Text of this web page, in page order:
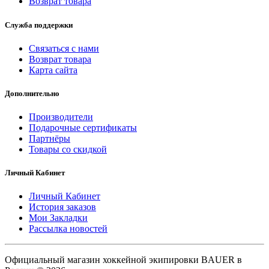
Служба поддержки
Связаться с нами
Возврат товара
Карта сайта
Дополнительно
Производители
Подарочные сертификаты
Партнёры
Товары со скидкой
Личный Кабинет
Личный Кабинет
История заказов
Мои Закладки
Рассылка новостей
Официальный магазин хоккейной экипировки BAUER в